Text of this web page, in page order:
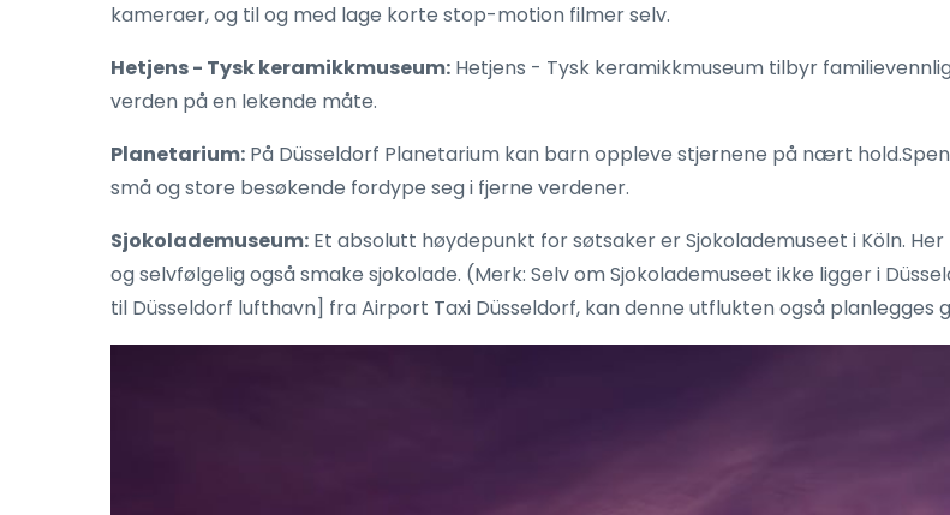
kameraer, og til og med lage korte stop-motion filmer selv.
Hetjens - Tysk keramikkmuseum: Hetjens - Tysk keramikkmuseum tilbyr
verden på en lekende måte.
Planetarium: På Düsseldorf Planetarium kan barn oppleve stjernene på nært
små og store besøkende fordype seg i fjerne verdener.
Sjokolademuseum: Et absolutt høydepunkt for søtsaker er Sjokolademuseet i Köln.
og selvfølgelig også smake sjokolade. (Merk: Selv om Sjokolademuseet ikke ligger i
til Düsseldorf lufthavn] fra Airport Taxi Düsseldorf, kan denne utflukten også planlegges